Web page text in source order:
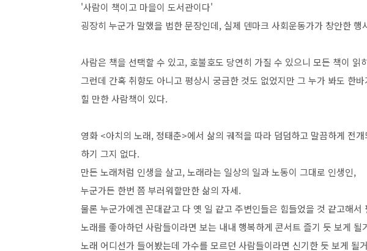
'사람이 책이고 마을이 도서관이다'
굉장히 누군가 말했을 법한 문장인데, 실제 덴마크 사회운동가가 창안한 행
사람은 책을 선택할 수 있고, 호불호도 당연히 가질 수 있으니 모든 책이 읽
그런데 간혹 취향도 아니고 평상시 궁금한 것도 없었지만 그 누가 봐도 한
힐 만한 사람책이 있다.
영화 <아치의 노래, 정태춘>에서 삶의 궤적을 따라 덤덤하고 말끔하게 전
하기 그지 없다.
만든 노래처럼 인생을 살고, 노래라는 일상의 일과 노동이 그대로 인생인,
누군가든 한번 쯤 부러워할만한 삶의 자세.
물론 누군가에겐 꼰대같고 다 옛 일 같고 주변인들은 힘들었을 것 같고해서
노래를 좋아하던 사람들이라면 보는 내내 행복하게 콘서트 즐기 듯 보게 될
노래 어디선가 들어봤는데 가수를 모르던 사람들이라면 신기한 듯 보게 될